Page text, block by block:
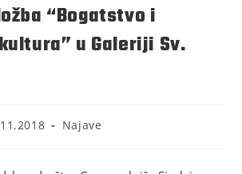
“Bogatstvo i
u Galeriji Sv.
Najave